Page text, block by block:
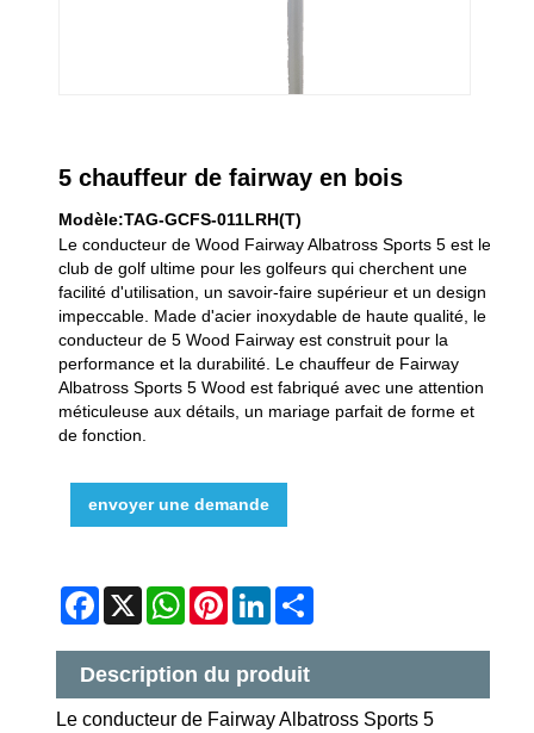
5 chauffeur de fairway en bois
Modèle:TAG-GCFS-011LRH(T)
Le conducteur de Wood Fairway Albatross Sports 5 est le
club de golf ultime pour les golfeurs qui cherchent une
facilité d'utilisation, un savoir-faire supérieur et un design
impeccable. Made d'acier inoxydable de haute qualité, le
conducteur de 5 Wood Fairway est construit pour la
performance et la durabilité. Le chauffeur de Fairway
Albatross Sports 5 Wood est fabriqué avec une attention
méticuleuse aux détails, un mariage parfait de forme et
de fonction.
envoyer une demande
Facebook
X WhatsApp
Pinterest
LinkedIn
Description du produit
Le conducteur de Fairway Albatross Sports 5